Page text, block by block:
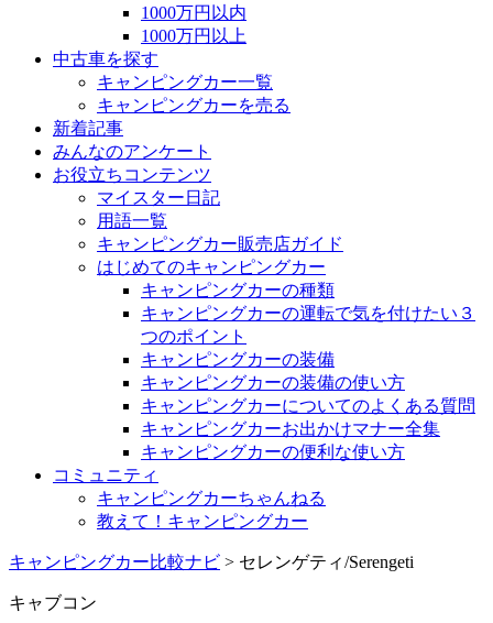
1000万円以内
1000万円以上
中古車を探す
キャンピングカー一覧
キャンピングカーを売る
新着記事
みんなのアンケート
お役立ちコンテンツ
マイスター日記
用語一覧
キャンピングカー販売店ガイド
はじめてのキャンピングカー
キャンピングカーの種類
キャンピングカーの運転で気を付けたい３
つのポイント
キャンピングカーの装備
キャンピングカーの装備の使い方
キャンピングカーについてのよくある質問
キャンピングカーお出かけマナー全集
キャンピングカーの便利な使い方
コミュニティ
キャンピングカーちゃんねる
教えて！キャンピングカー
キャンピングカー比較ナビ > セレンゲティ/Serengeti
キャブコン